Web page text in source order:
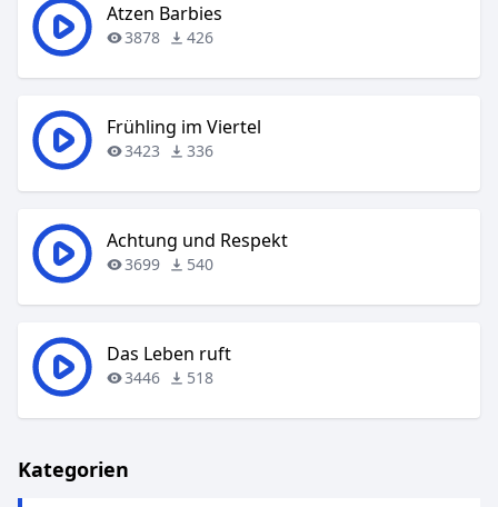
Atzen Barbies
3878 426
Frühling im Viertel
3423 336
Achtung und Respekt
3699 540
Das Leben ruft
3446 518
Kategorien